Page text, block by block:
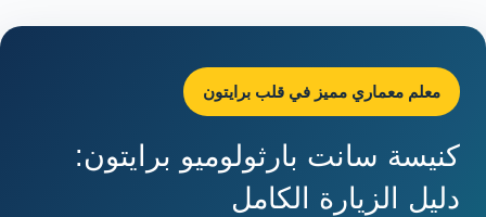
معلم معماري مميز في قلب برايتون
كنيسة سانت بارثولوميو برايتون:
دليل الزيارة الكامل